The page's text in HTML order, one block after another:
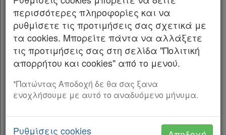
Χρήσιμα
Assistant
Νομολογία
Kodiko
την αλληλεπίδραση Άρθρο 5 Εφαρμογή και
σημείο επαφής Άρθρο 6 Ρήτρες ασφαλείας
Άρθρο 7 Οικονομικά θέματα Άρθρο 8 Νομικά
ζητήματα Άρθρο 9 Διευθέτηση διαφορών
Άρθρο 10 Τελικές διατάξεις Άρθρο δεύτερο
Έναρξη ισχύος
Άρθρο πρώτο
Κύρωση Συμφωνίας
Κυρώνεται και έχει την ισχύ, που ορίζει η
περισσότερες πληροφορίες και να
ρυθμίσετε τις προτιμήσεις σας σχετικά με
τα cookies. Μπορείτε πάντα να αλλάξετε
τις προτιμήσεις σας στη σελίδα "Πολιτική
απορρήτου και cookies" από το μενού.
*Πατώντας Αποδοχή δε θα σας ξανα
ενοχλήσουμε με αυτό το αναδυόμενο μήνυμα.
Ρυθμίσεις cookies